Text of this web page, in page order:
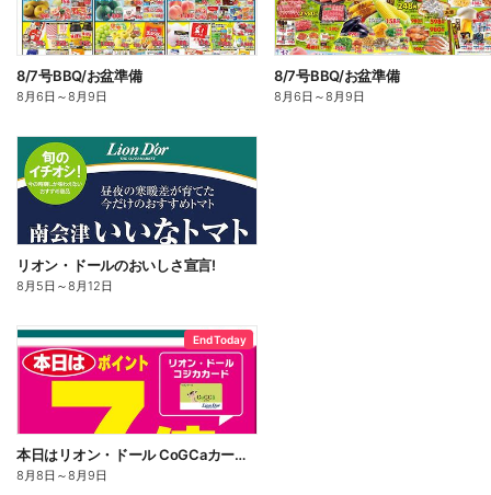
8/7号BBQ/お盆準備
8月6日 ～8月9日
8/7号BBQ/お盆準備
8月6日 ～8月9日
リオン・ドールのおいしさ宣言!
8月5日 ～8月12日
End Today
本日はリオン・ドール CoGCaカードポイント7倍!
8月8日 ～8月9日